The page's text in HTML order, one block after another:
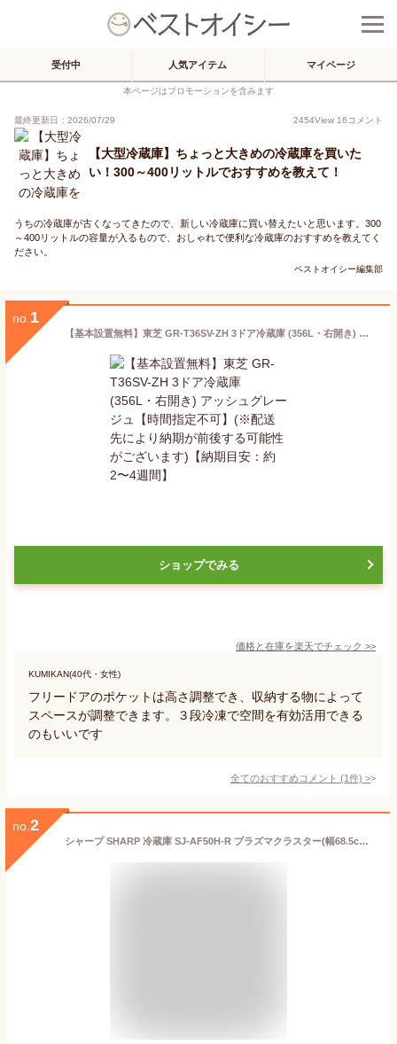
受付中 人気アイテム マイページ
本ページはプロモーションを含みます
最終更新日：2026/07/29 2454View 16コメント
【大型冷蔵庫】ちょっと大きめの冷蔵庫を買いた
い！300～400リットルでおすすめを教えて！
うちの冷蔵庫が古くなってきたので、新しい冷蔵庫に買い替えたいと思います。300
～400リットルの容量が入るもので、おしゃれで便利な冷蔵庫のおすすめを教えてく
ださい。
ベストオイシー編集部
no. 1
【基本設置無料】東芝 GR-T36SV-ZH 3ドア冷蔵庫 (356L・右開き) アッシュグレージュ【時間指定不可】(※配送先により納期が前後する可能性がございます)【納期目安：約2〜4週間】
ショップでみる
価格と在庫を楽天でチェック >>
KUMIKAN(40代・女性)
フリードアのポケットは高さ調整でき、収納する物によって
スペースが調整できます。３段冷凍で空間を有効活用できる
のもいいです
全てのおすすめコメント (1件) >
no. 2
シャープ SHARP 冷蔵庫 SJ-AF50H-R プラズマクラスター(幅68.5cm) 502L ガラスドア/電動フレンチドア(観音開き) メガフリーザー 6ドア グラデーションレッド